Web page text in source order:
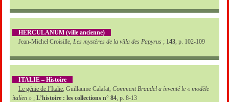
HERCULANUM (ville ancienne)
Jean-Michel Croisille, Les mystères de la villa des Papyrus ; 143 , p. 102-109
ITALIE – Histoire
Le génie de l’Italie , Guillaume Calafat, Comment Braudel a inventé le « modèle
italien » ; L’histoire : les collections n° 84 , p. 8-13